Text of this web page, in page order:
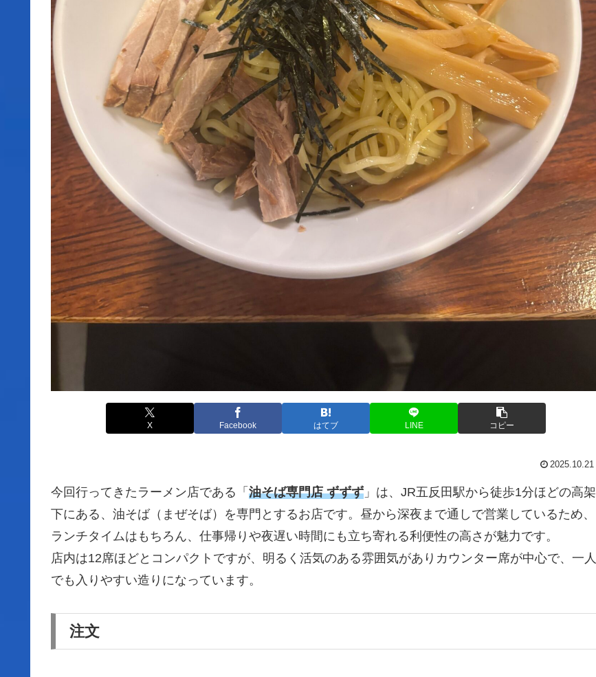
X Facebook はてブ LINE コピー
2025.10.21
今回行ってきたラーメン店である「 油そば専門店 ずずず」は、JR五反田駅から徒歩1分ほどの高架
下にある、油そば（まぜそば）を専門とするお店です。昼から深夜まで通しで営業しているため、
ランチタイムはもちろん、仕事帰りや夜遅い時間にも立ち寄れる利便性の高さが魅力です。
店内は12席ほどとコンパクトですが、明るく活気のある雰囲気がありカウンター席が中心で、一人
でも入りやすい造りになっています。
注文